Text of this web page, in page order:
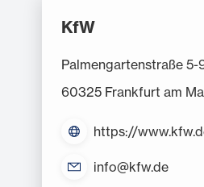
summe kannst Du
KfW
Palmengartenstraße 5-
60325 Frankfurt am
https://
info@kfw.de